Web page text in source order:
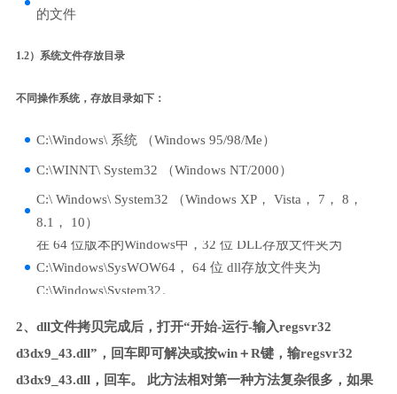
的文件
1.2）系统文件存放目录
不同操作系统，存放目录如下：
C:\Windows\ 系统 （Windows 95/98/Me）
C:\WINNT\ System32 （Windows NT/2000）
C:\ Windows\ System32 （Windows XP， Vista， 7， 8，
8.1， 10）
在 64 位版本的Windows中，32 位 DLL存放文件夹为
C:\Windows\SysWOW64， 64 位 dll存放文件夹为
C:\Windows\System32。
2、dll文件拷贝完成后，打开“开始-运行-输入regsvr32
d3dx9_43.dll”，回车即可解决或按win＋R键，输regsvr32
d3dx9_43.dll，回车。 此方法相对第一种方法复杂很多，如果